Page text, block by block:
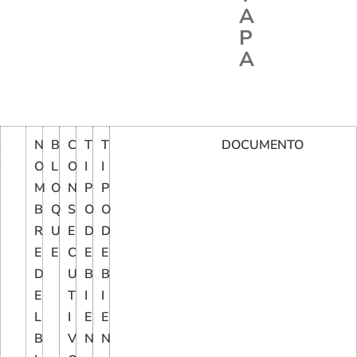
A
P
A
N
O
M
B
R
E
D
E
L
B
B
L
O
Q
U
E
C
O
N
S
E
C
U
T
I
V
T
I
P
O
D
E
B
I
E
N
T
I
P
O
D
E
B
I
E
N
DOCUMENTO